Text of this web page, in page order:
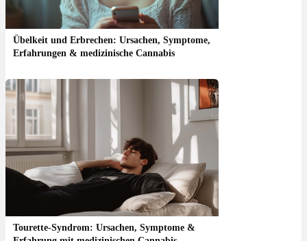
Übelkeit und Erbrechen: Ursachen, Symptome,
Erfahrungen & medizinische Cannabis
Tourette-Syndrom: Ursachen, Symptome &